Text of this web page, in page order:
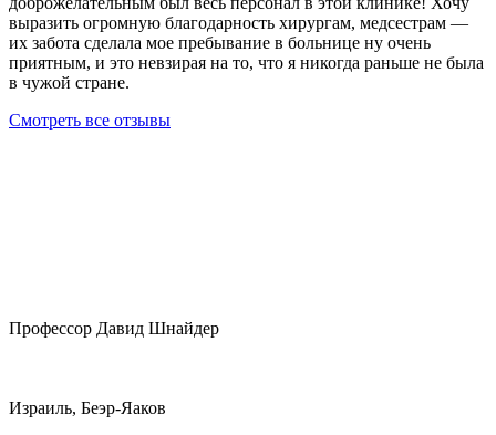
выразить огромную благодарность хирургам, медсестрам —
их забота сделала мое пребывание в больнице ну очень
приятным, и это невзирая на то, что я никогда раньше не была
в чужой стране.
Смотреть все отзывы
Профессор Давид Шнайдер
Израиль, Беэр-Яаков